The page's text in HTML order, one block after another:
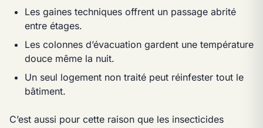
Les gaines techniques offrent un passage abrité
entre étages.
Les colonnes d’évacuation gardent une température
douce même la nuit.
Un seul logement non traité peut réinfester tout le
bâtiment.
C’est aussi pour cette raison que les insecticides